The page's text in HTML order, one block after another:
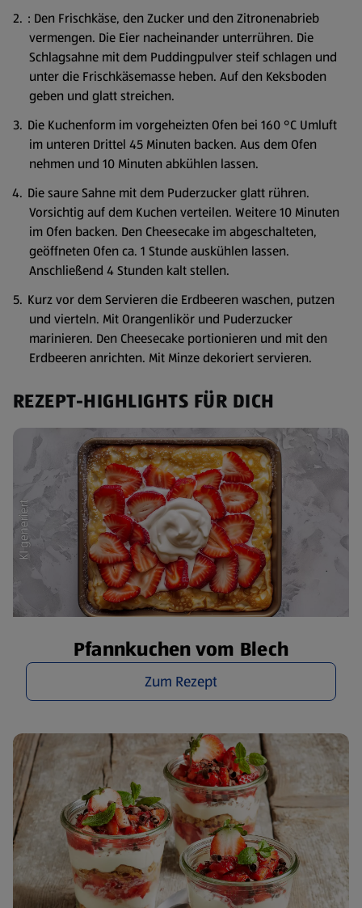
: Den Frischkäse, den Zucker und den Zitronenabrieb
vermengen. Die Eier nacheinander unterrühren. Die
Schlagsahne mit dem Puddingpulver steif schlagen und
unter die Frischkäsemasse heben. Auf den Keksboden
geben und glatt streichen.
Die Kuchenform im vorgeheizten Ofen bei 160 °C Umluft
im unteren Drittel 45 Minuten backen. Aus dem Ofen
nehmen und 10 Minuten abkühlen lassen.
Die saure Sahne mit dem Puderzucker glatt rühren.
Vorsichtig auf dem Kuchen verteilen. Weitere 10 Minuten
im Ofen backen. Den Cheesecake im abgeschalteten,
geöffneten Ofen ca. 1 Stunde auskühlen lassen.
Anschließend 4 Stunden kalt stellen.
Kurz vor dem Servieren die Erdbeeren waschen, putzen
und vierteln. Mit Orangenlikör und Puderzucker
marinieren. Den Cheesecake portionieren und mit den
Erdbeeren anrichten. Mit Minze dekoriert servieren.
REZEPT-HIGHLIGHTS FÜR DICH
Pfannkuchen vom Blech
Zum Rezept